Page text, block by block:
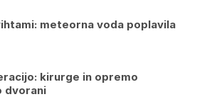
meteorna voda poplavila
kirurge in opremo
dvorani